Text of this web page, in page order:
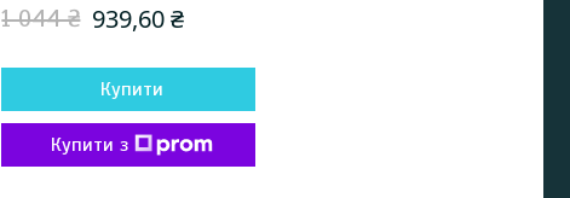
1 044 ₴ 939,60 ₴
Купити
Купити з